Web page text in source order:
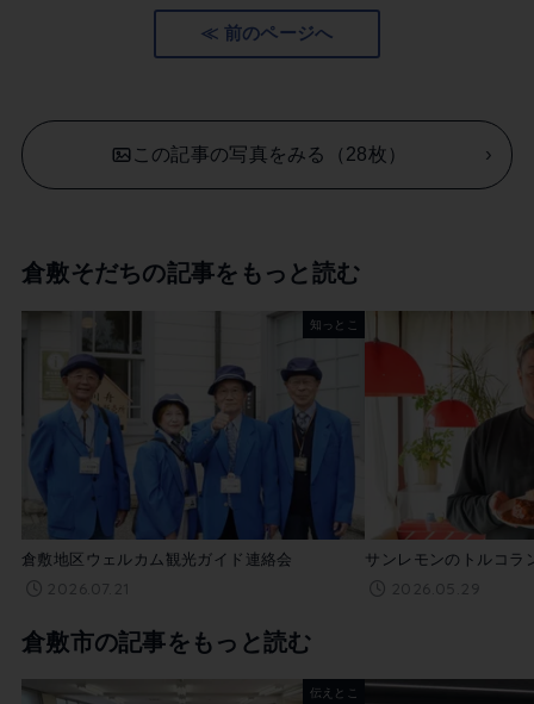
≪ 前のページへ
この記事の写真をみる（28枚）
倉敷そだちの記事をもっと読む
知っとこ
倉敷地区ウェルカム観光ガイド連絡会
2026.07.21
サンレモンのトルコラ
2026.05.29
倉敷市の記事をもっと読む
伝えとこ